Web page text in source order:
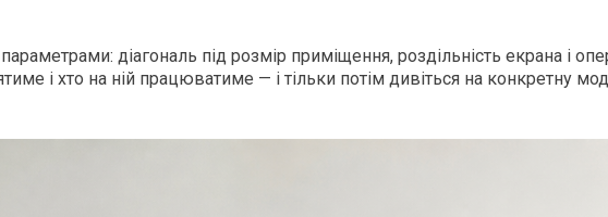
діагональ під розмір приміщення, роздільність екрана і
і хто на ній працюватиме — і тільки потім дивіться на конкретну